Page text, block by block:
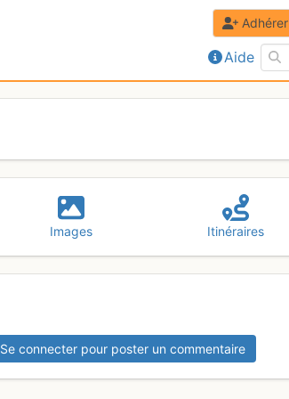
Aide
Adhérer
Images Itinéraires
Se connecter pour poster un commentaire